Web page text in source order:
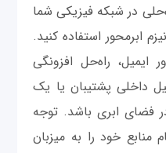
در شبکه فیزیکی شما
ابرمحور استفاده کنید.
ایمیل، راه‌حل افزونگی
داخلی پشتیبان یا یک
فضای ابری باشد. توجه
منابع خود را به میزبان